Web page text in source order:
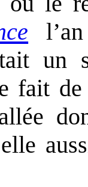
un
fait